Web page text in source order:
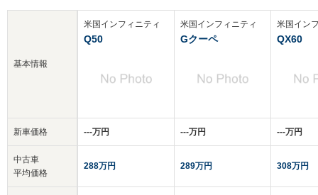
基本情報
新車価格
中古車
平均価格
米国インフィニティ
Q50
‐‐‐万円
288万円
米国インフィニティ
Gクーペ
‐‐‐万円
289万円
米国イン
QX60
‐‐‐万円
308万円